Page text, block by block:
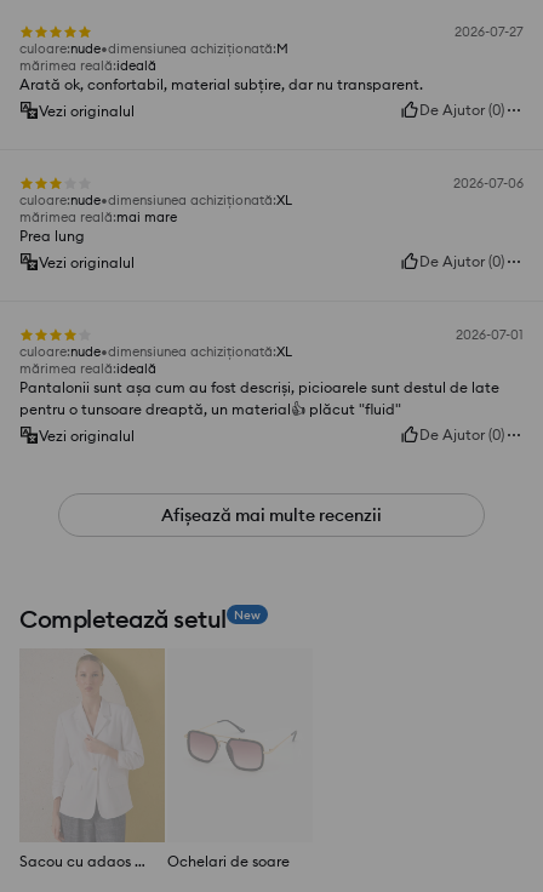
2026-07-27
culoare:nude dimensiunea achiziționată:M
mărimea reală:ideală
Arată ok, confortabil, material subțire, dar nu transparent.
Vezi originalul
De Ajutor (0)
2026-07-06
culoare:nude dimensiunea achiziționată:XL
mărimea reală:mai mare
Prea lung
Vezi originalul
De Ajutor (0)
2026-07-01
culoare:nude dimensiunea achiziționată:XL
mărimea reală:ideală
Pantalonii sunt așa cum au fost descriși, picioarele sunt destul de late
pentru o tunsoare dreaptă, un material👍️ plăcut "fluid"
Vezi originalul
De Ajutor (0)
Afișează mai multe recenzii
Completează setul New
Sacou cu adaos de in Ochelari de soare